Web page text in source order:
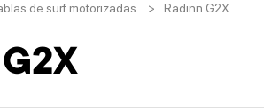
de surf motorizadas > Radinn G2X